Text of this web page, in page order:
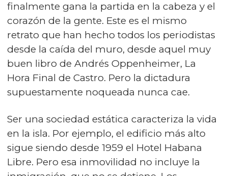
finalmente gana la partida en la cabeza y el
corazón de la gente. Este es el mismo
retrato que han hecho todos los periodistas
desde la caída del muro, desde aquel muy
buen libro de Andrés Oppenheimer, La
Hora Final de Castro. Pero la dictadura
supuestamente noqueada nunca cae.
Ser una sociedad estática caracteriza la vida
en la isla. Por ejemplo, el edificio más alto
sigue siendo desde 1959 el Hotel Habana
Libre. Pero esa inmovilidad no incluye la